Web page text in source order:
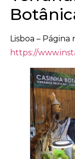
Lisboa – Página
https://